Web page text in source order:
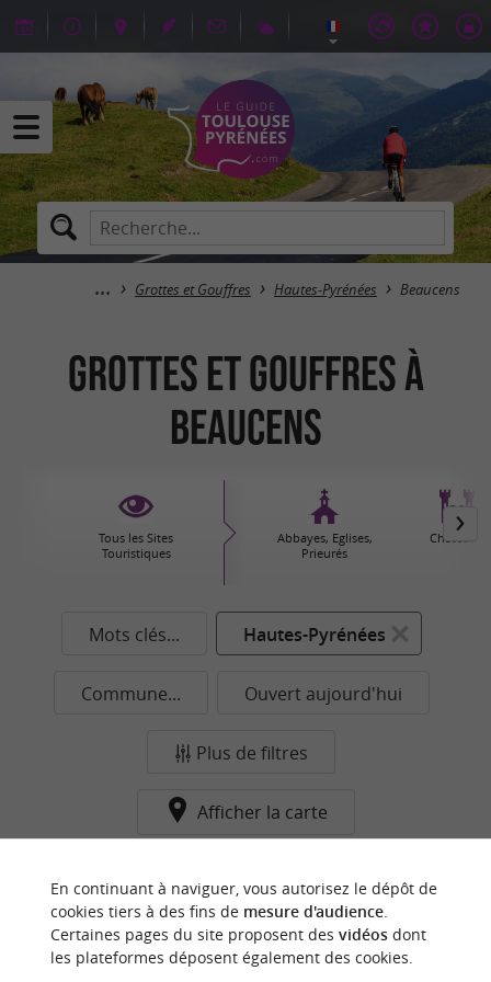
Grottes et Gouffres Hautes-Pyrénées Beaucens
Grottes et Gouffres à
Beaucens
Tous les Sites
Touristiques
Abbayes, Eglises,
Prieurés
Châteaux
Mots clés... Hautes-Pyrénées
Commune... Ouvert aujourd'hui
Plus de filtres
Afficher la carte
commune pour le moment...
En continuant à naviguer, vous autorisez le dépôt de
cookies tiers à des fins de mesure d'audience.
Certaines pages du site proposent des vidéosdont
les plateformes déposent également des cookies.